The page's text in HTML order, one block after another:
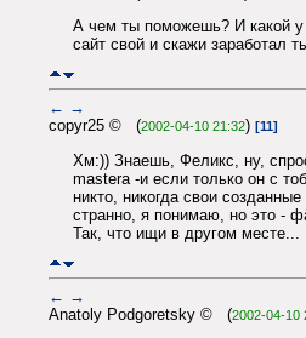
А чем ты поможешь? И какой у
сайт свой и скажи заработал
← →
copyr25 © (2002-04-10 21:32) [11]
Хм:)) Знаешь, Феликс, ну,
mastera -и если только он с
никто, никогда свои
странно, я понимаю, но это -
Так, что ищи в другом месте...
← →
Anatoly Podgoretsky © (2002-04-10